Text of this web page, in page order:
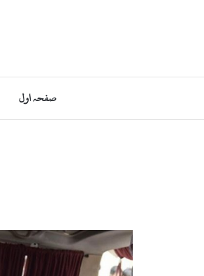
صفحہ اول